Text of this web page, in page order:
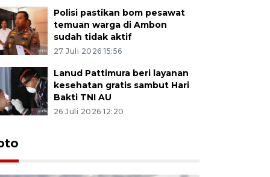
Polisi pastikan bom pesawat
temuan warga di Ambon
sudah tidak aktif
27 Juli 2026 15:56
Lanud Pattimura beri layanan
kesehatan gratis sambut Hari
Bakti TNI AU
26 Juli 2026 12:20